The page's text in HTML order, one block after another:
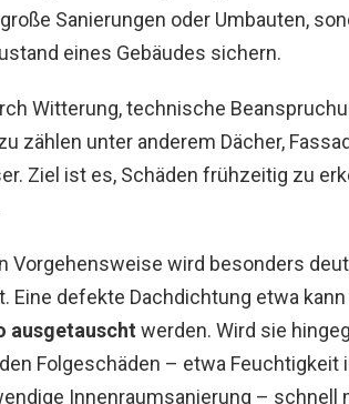
Sanierungen oder Umbauten,
eines Gebäudes sichern.
Witterung, technische
zählen unter anderem Dächer,
Ziel ist es, Schäden frühzeitig zu
Vorgehensweise wird besonders
defekte Dachdichtung etwa kann
ausgetauscht werden. Wird sie
Folgeschäden – etwa Feuchtigkeit
Innenraumsanierung – schnell